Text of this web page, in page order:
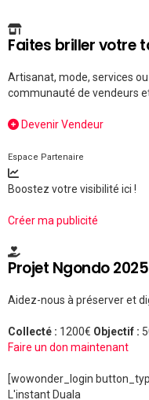
Faites briller votre
Artisanat, mode, services
communauté de vendeurs
Devenir Vendeur
Espace Partenaire
Boostez votre visibilité ici !
Créer ma publicité
Projet Ngondo 2025
Aidez-nous à préserver et
Collecté : 1200€ Objectif :
Faire un don maintenant
[wowonder_login
L'instant Duala